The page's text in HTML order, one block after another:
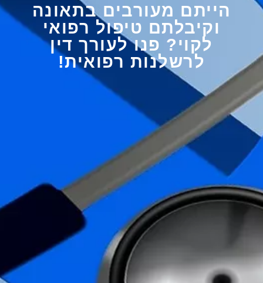
הייתם מעורבים בתאונה
וקיבלתם טיפול רפואי
לקוי? פנו לעורך דין
לרשלנות רפואית!